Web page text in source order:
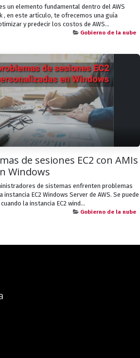
un elemento fundamental dentro del AWS
, en este artículo, te ofrecemos una guía
y predecir los costos de AWS...
Gobierno de la nube
de sesiones EC2 con AMIs
Windows
de sistemas enfrenten problemas
instancia EC2 Windows Server de AWS. Se puede
la instancia EC2 wind...
Gobierno de la nube